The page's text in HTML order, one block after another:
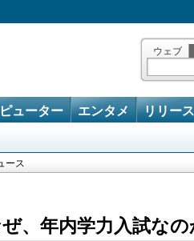
ウェブ
ューター エンタメ リリース
ース
、年内学力入試な